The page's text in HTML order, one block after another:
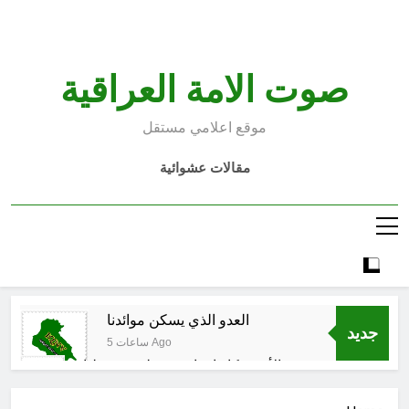
صوت الامة العراقية
موقع اعلامي مستقل
مقالات عشوائية
جديد
العدو الذي يسكن موائدنا
5 ساعات Ago
بالأمس كانوا يراهنون على سقوطنا